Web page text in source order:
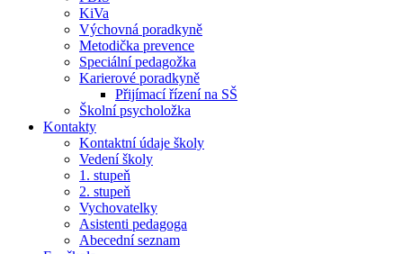
KiVa
Výchovná poradkyně
Metodička prevence
Speciální pedagožka
Karierové poradkyně
Přijímací řízení na SŠ
Školní psycholožka
Kontakty
Kontaktní údaje školy
Vedení školy
1. stupeň
2. stupeň
Vychovatelky
Asistenti pedagoga
Abecední seznam